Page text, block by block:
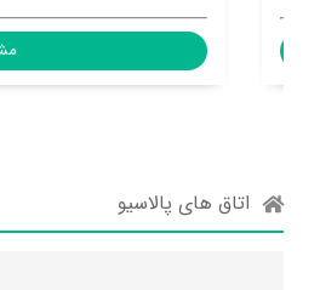
اتاق های پالاسیو